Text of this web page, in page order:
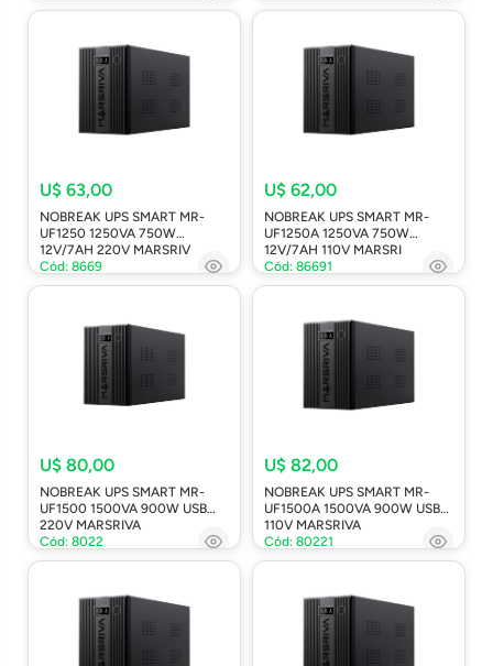
U$ 63,00
NOBREAK UPS SMART MR-
UF1250 1250VA 750W
12V/7AH 220V MARSRIV
Cód: 8669
U$ 62,00
NOBREAK UPS SMART MR-
UF1250A 1250VA 750W
12V/7AH 110V MARSRI
Cód: 86691
U$ 80,00
NOBREAK UPS SMART MR-
UF1500 1500VA 900W USB
220V MARSRIVA
Cód: 8022
U$ 82,00
NOBREAK UPS SMART MR-
UF1500A 1500VA 900W USB
110V MARSRIVA
Cód: 80221